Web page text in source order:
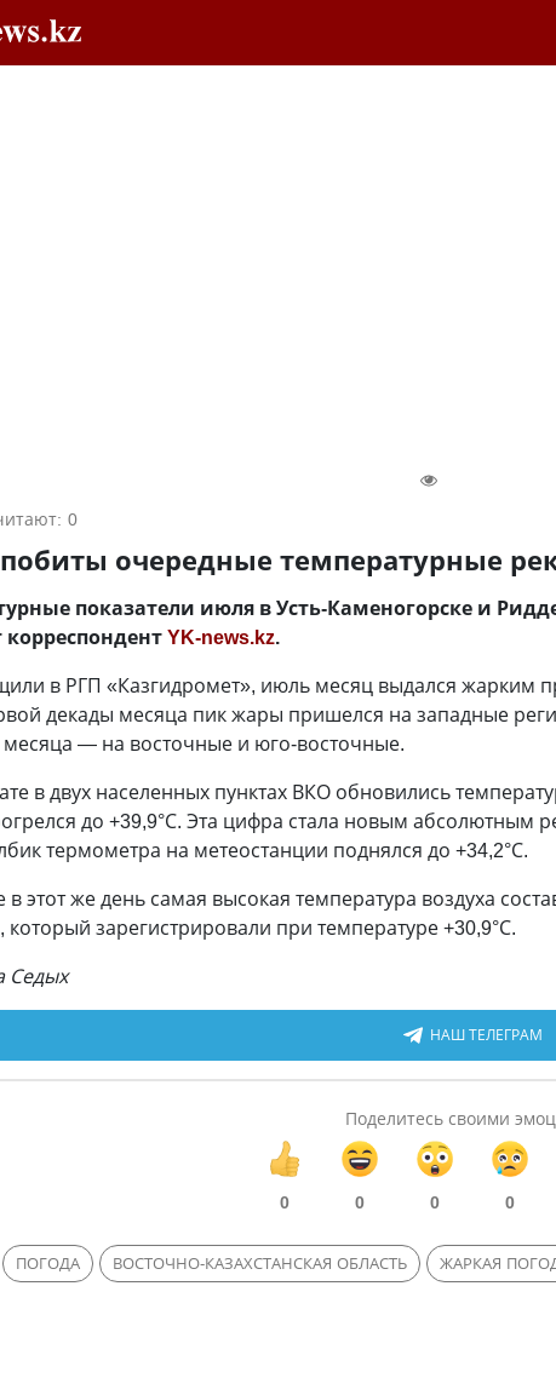
0
очередные температурные
показатели июля в Усть-Каменогорске и
корреспондентYK-news.kz.
в РГП «Казгидромет», июль месяц выдался жарким
декады месяца пик жары пришелся на западные
месяца — на восточные и юго-восточные.
в двух населенных пунктах ВКО обновились
до +39,9°С. Эта цифра стала новым
термометра на метеостанции поднялся до +34,2°С.
в этот же день самая высокая температура воздуха
который зарегистрировали при температуре +30,9°С.
Седых
НАШ ТЕЛЕГРАМ
Поделитесь своими
0 0 0 0
ПОГОДА ВОСТОЧНО-КАЗАХСТАНСКАЯ ОБЛАСТЬ ЖАРКАЯ